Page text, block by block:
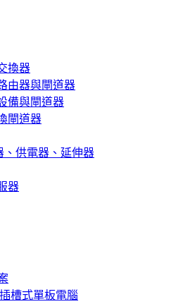
換器
由器與閘道器
備與閘道器
閘道器
、供電器、延伸器
器
槽式單板電腦